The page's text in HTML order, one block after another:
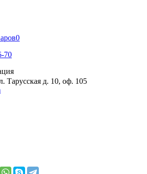
0
70
Тарусская д. 10, оф. 105